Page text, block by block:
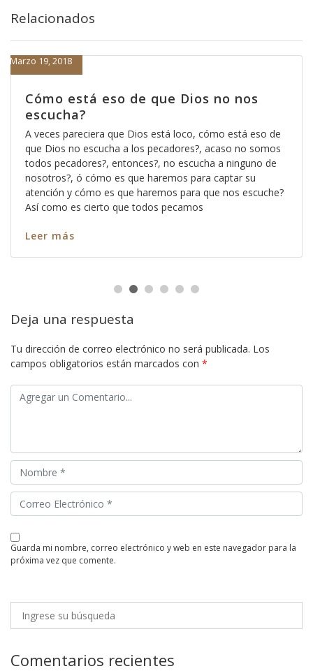
Relacionados
Cómo está eso de que Dios no nos
escucha?
Marzo 19, 2018
A veces pareciera que Dios está loco, cómo está eso de
que Dios no escucha a los pecadores?, acaso no somos
todos pecadores?, entonces?, no escucha a ninguno de
nosotros?, ó cómo es que haremos para captar su
atención y cómo es que haremos para que nos escuche?
Así como es cierto que todos pecamos
Leer más
Deja una respuesta
Tu dirección de correo electrónico no será publicada. Los
campos obligatorios están marcados con *
guarda mi nombre, correo electrónico y web en este navegador para la
próxima vez que comente.
Comentarios recientes